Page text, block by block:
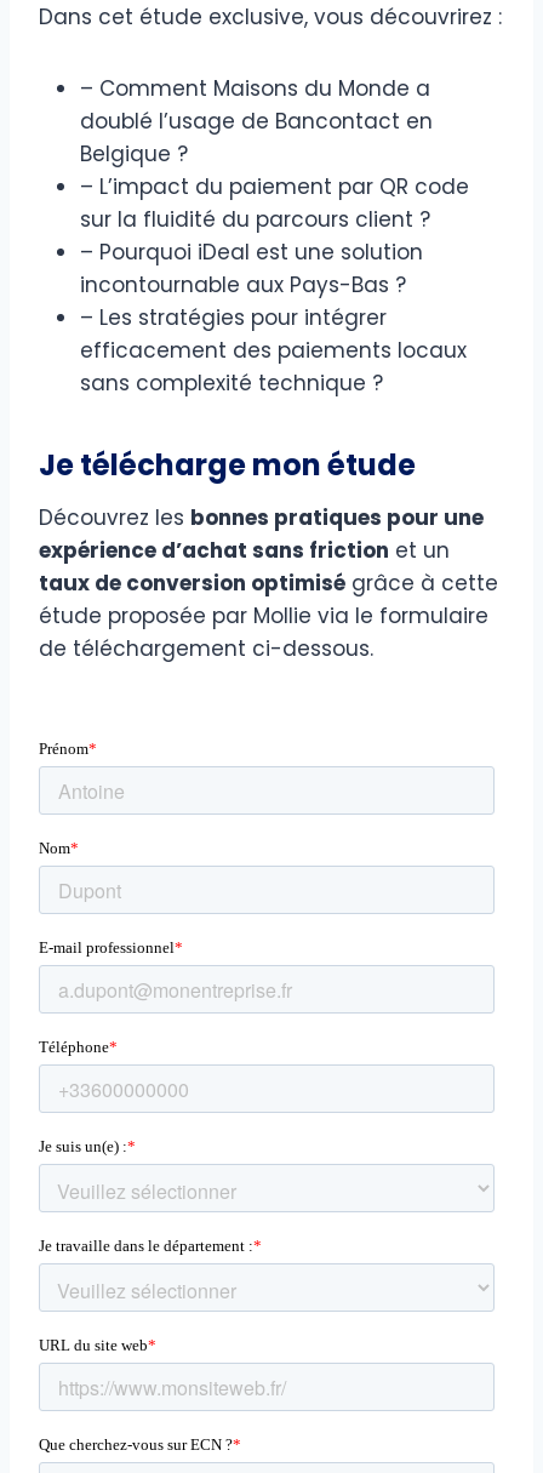
Dans cet étude exclusive, vous découvrirez :
– Comment Maisons du Monde a
doublé l’usage de Bancontact en
Belgique ?
– L’impact du paiement par QR code
sur la fluidité du parcours client ?
– Pourquoi iDeal est une solution
incontournable aux Pays-Bas ?
– Les stratégies pour intégrer
efficacement des paiements locaux
sans complexité technique ?
Je télécharge mon étude
Découvrez les bonnes pratiques pour une
expérience d’achat sans friction et un
taux de conversion optimisé grâce à cette
étude proposée par Mollie via le formulaire
de téléchargement ci-dessous.